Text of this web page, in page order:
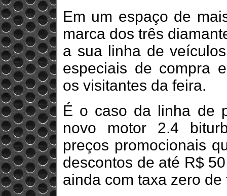
Em um espaço de
marca dos três
a sua linha de
especiais de compra
os visitantes da feira.
É o caso da linha de
novo motor 2.4
preços promocionais
descontos de até R$
ainda com taxa zero